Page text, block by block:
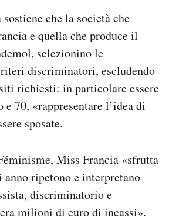
che la società che
e quella che produce il
selezionino le
discriminatori, escludendo
richiesti: in particolare essere
70, «rappresentare l’idea di
sposate.
Miss Francia «sfrutta
anno ripetono e interpretano
discriminatorio e
milioni di euro di incassi».